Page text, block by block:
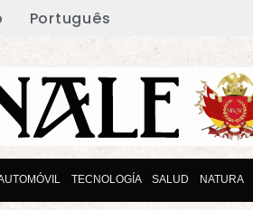
Português
TECNOLOGÍA SALUD NATURA